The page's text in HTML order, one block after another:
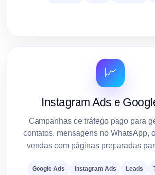
📈
Instagram Ads e
Campanhas de tráfego pago para
contatos, mensagens no WhatsApp,
vendas com páginas preparadas
Google Ads Instagram Ads Leads